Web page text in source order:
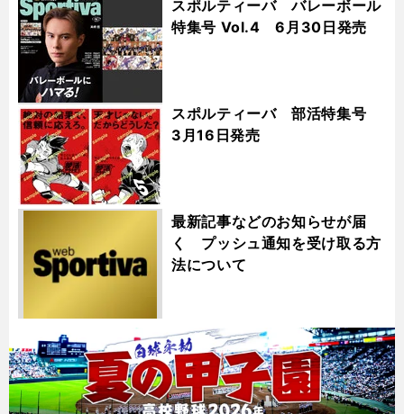
スポルティーバ バレーボール
特集号 Vol.4 6月30日発売
スポルティーバ 部活特集号
3月16日発売
最新記事などのお知らせが届
く プッシュ通知を受け取る方
法について